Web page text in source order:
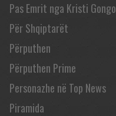
Pas Emrit nga Kristi Gongo
Për Shqiptarët
Përputhen
Përputhen Prime
Personazhe në Top News
Piramida